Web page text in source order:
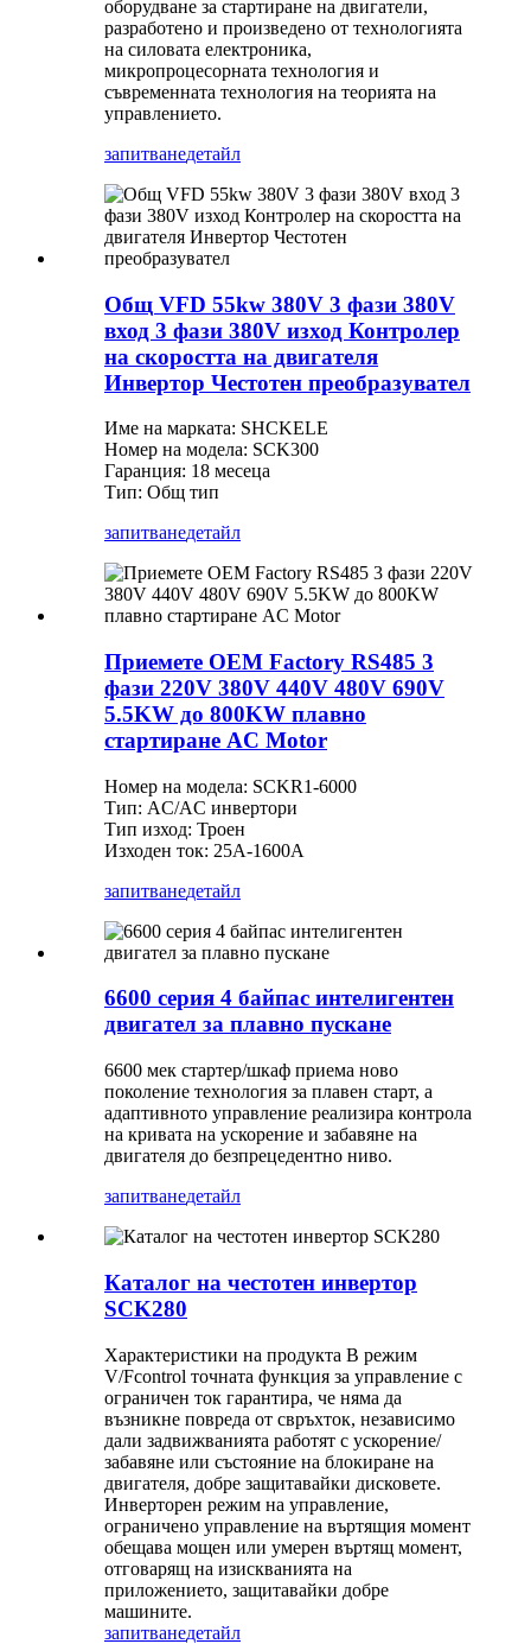
оборудване за стартиране на двигатели,
разработено и произведено от технологията
на силовата електроника,
микропроцесорната технология и
съвременната технология на теорията на
управлението.
запитванедетайл
Общ VFD 55kw 380V 3 фази 380V
вход 3 фази 380V изход Контролер
на скоростта на двигателя
Инвертор Честотен преобразувател
Име на марката: SHCKELE
Номер на модела: SCK300
Гаранция: 18 месеца
Тип: Общ тип
запитванедетайл
Приемете OEM Factory RS485 3
фази 220V 380V 440V 480V 690V
5.5KW до 800KW плавно
стартиране AC Motor
Номер на модела: SCKR1-6000
Тип: AC/AC инвертори
Тип изход: Троен
Изходен ток: 25A-1600A
запитванедетайл
6600 серия 4 байпас интелигентен
двигател за плавно пускане
6600 мек стартер/шкаф приема ново
поколение технология за плавен старт, а
адаптивното управление реализира контрола
на кривата на ускорение и забавяне на
двигателя до безпрецедентно ниво.
запитванедетайл
Каталог на честотен инвертор
SCK280
Характеристики на продукта В режим
V/Fcontrol точната функция за управление с
ограничен ток гарантира, че няма да
възникне повреда от свръхток, независимо
дали задвижванията работят с ускорение/
забавяне или състояние на блокиране на
двигателя, добре защитавайки дисковете.
Инверторен режим на управление,
ограничено управление на въртящия момент
обещава мощен или умерен въртящ момент,
отговарящ на изискванията на
приложението, защитавайки добре
машините.
запитванедетайл